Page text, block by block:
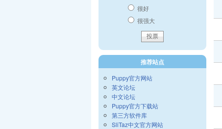
很好
很强大
推荐站点
Puppy官方网站
英文论坛
中文论坛
Puppy官方下载站
第三方软件库
SliTaz中文官方网站